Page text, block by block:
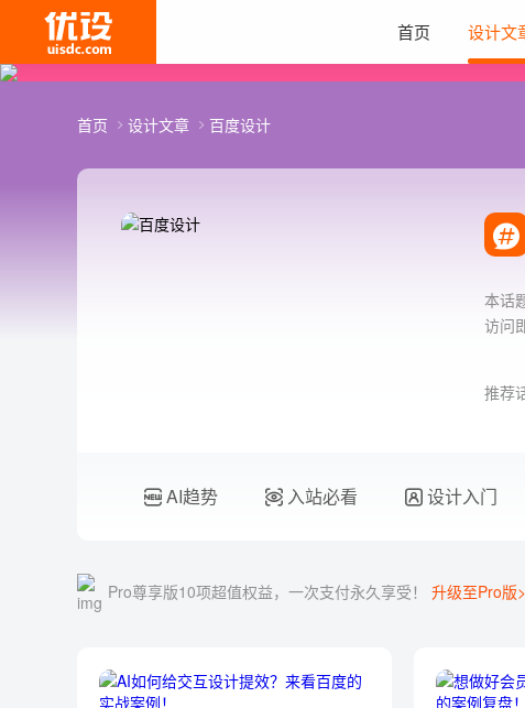
首页 设计文
首页 设计文章 百度设计
本话
访问
推荐
AI趋势 入站必看 设计入门
Pro尊享版10项超值权益，一次支付永久享受！ 升级至Pro版